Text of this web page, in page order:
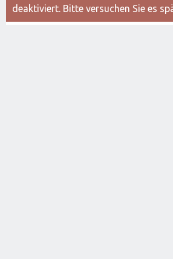
deaktiviert. Bitte versuchen Sie es